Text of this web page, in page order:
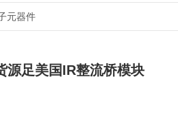
元器件
源足美国IR整流桥模块